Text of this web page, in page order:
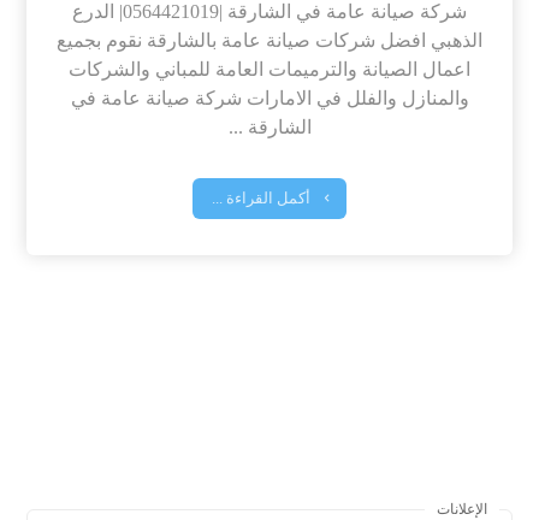
شركة صيانة عامة في الشارقة |0564421019| الدرع
الذهبي افضل شركات صيانة عامة بالشارقة نقوم بجميع
اعمال الصيانة والترميمات العامة للمباني والشركات
والمنازل والفلل في الامارات شركة صيانة عامة في
الشارقة ...
أكمل القراءة ...
الإعلانات